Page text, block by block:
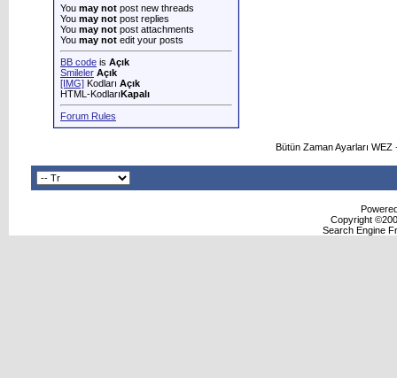
You may not post new threads
You may not post replies
You may not post attachments
You may not edit your posts
BB code is Açık
Smileler Açık
[IMG] Kodları Açık
HTML-KodlarıKapalı
Forum Rules
Bütün Zaman Ayarları
Copyright
Search Engine